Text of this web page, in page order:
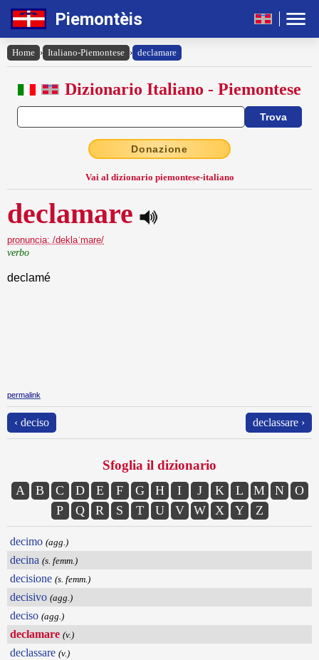
Piemontèis
Home › Italiano-Piemontese › declamare
Dizionario Italiano - Piemontese
Donazione
Vai al dizionario piemontese-italiano
declamare
pronuncia: /deklaˈmare/
verbo
declamé
permalink
‹ deciso declassare ›
Sfoglia il dizionario
A B C D E F G H I J K L M N
O
P
Q R S T U V W X Y Z
decimo (agg.)
decina (s. femm.)
decisione (s. femm.)
decisivo (agg.)
deciso (agg.)
declamare (v.)
declassare (v.)